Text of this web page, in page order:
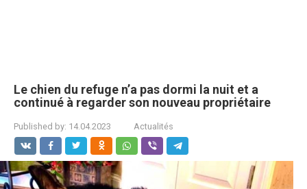
Le chien du refuge n’a pas dormi la nuit et a
continué à regarder son nouveau propriétaire
Published by: 14.04.2023 Actualités